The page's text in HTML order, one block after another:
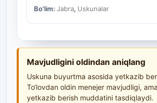
Bo'lim: Jabra, Uskunalar
Mavjudligini oldindan aniqlang
Uskuna buyurtma asosida yetkazib
To‘lovdan oldin menejer mavjudligi,
yetkazib berish muddatini tasdiqlaydi.